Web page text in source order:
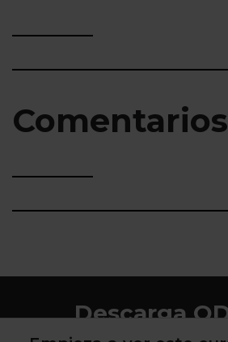
Comentarios
Descarga